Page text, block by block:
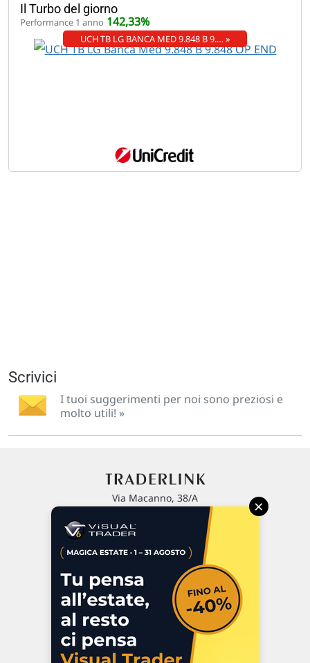
Il Turbo del giorno
Performance 1 anno 142,33%
UCH TB LG BANCA MED 9.848 B 9.… »
Scrivici
I tuoi suggerimenti per noi sono preziosi e
molto utili! »
Via Macanno, 38/A
P.IVA 02 452 460 401
Commenti e segnalazioni
Contattaci
×